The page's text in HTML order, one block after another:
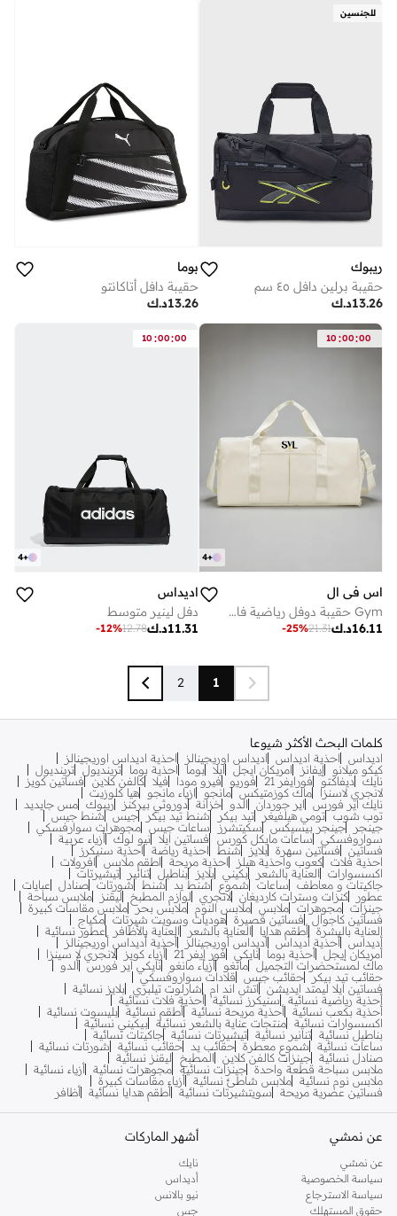
للجنسين
ريبوك
حقيبة برلين دافل ٤٥ سم
د.ك13.26
بوما
حقيبة دافل أتاكانتو
د.ك13.26
10 :00:00
+
4
اس في ال
Gym حقيبة دوفل رياضية فاخرة مع قسم للأحذية - كريمة
د.ك16.11
21.31
-25%
10 :00:00
+
4
اديداس
دفل لينير متوسط
د.ك11.31
12.78
-12%
1
2
كلمات البحث الأكثر شيوعا
اديداس احذية اديداس اديداس اوريجينالز
احذية اديداس اوريجينالز
كيكو ميلانو
إيفانز امريكان ايجل ايلا بوما احذية بوما ترينديول ترينديول
نايك ديفاكتو فورايفر 21 فوريو فيرو مودا فيلا كالفن كلاين فساتين كويز
لانجري لاسنزا
ماك كوزمتيكس مانجو ازياء مانجو
هيا كلوزيت
نايك اير فورس
اير جوردان الدو خزانة دوروثي بيركنز ريبوك مس جايديد
توب شوب تومي هيلفيغر تيد بيكر شنط تيد بيكر جيس
شنط جيس
جينجر
جينجر بيسيكس سكيتشرز ساعات جيس مجوهرات سوارفسكي
سواروفسكي
ساعات مايكل كورس فساتين ايلا نيو لوك أزياء عربية
فساتين
فساتين سهرة بلايز شنط احذية رياضة
احذية سنيكرز
احذية فلات كعوب واحذية هيلز احذية مريحة اطقم ملابس
افرولات
اكسسوارات
العناية بالشعر بكيني بلايز بناطيل تنانير
تيشيرتات
جاكيتات و معاطف
ساعات شموع شنط يد شنط شورتات صنادل
عبايات
عطور
كنزات وسترات كارديغان لانجري لوازم المطبخ ليقنز
ملابس سباحة
جينزات مجوهرات ملابس ملابس النوم ملابس بحر ملابس مقاسات كبيرة
فساتين كاجوال
فساتين قصيرة هوديات وسويت شيرتات مكياج
العناية بالبشرة أطقم هدايا العناية بالشعر العناية بالأظافر
عطور نسائية
أديداس أحذية أديداس أديداس أوريجينالز
أحذية أديداس أوريجينالز
أمريكان إيجل أحذية بوما نايكي فور إيفر 21 أزياء كويز
لانجري لا سينزا
ماك لمستحضرات التجميل مانغو أزياء مانغو نايكي اير فورس ألدو
حقائب تيد بيكر
حقائب جيس
قلادات سواروفسكي
فساتين ايلا ليمتد ايديشن
اتش اند ام شارلوت تيلبري بلايز نسائية
أحذية رياضية نسائية
سنيكرز نسائية أحذية فلات نسائية
أحذية بكعب نسائية أحذية مريحة نسائية أطقم نسائية بليسوت نسائية
اكسسوارات نسائية منتجات عناية بالشعر نسائية بيكيني نسائية
بناطيل نسائية تنانير نسائية تيشيرتات نسائية جاكيتات نسائية
ساعات نسائية
شموع معطرة حقائب يد حقائب نسائية
شورتات نسائية
صنادل نسائية جينزات كالفن كلاين المطبخ
ليقنز نسائية
ملابس سباحة قطعة واحدة جينزات نسائية مجوهرات نسائية أزياء نسائية
ملابس نوم نسائية ملابس شاطئ نسائية أزياء مقاسات كبيرة
فساتين عصرية مريحة
سويتشيرتات نسائية أطقم هدايا نسائية أظافر
عن نمشي
عن نمشي
سياسة الخصوصية
سياسة الاسترجاع
حقوق المستهلك
أشهر الماركات
نايك
أديداس
نيو بالانس
جس